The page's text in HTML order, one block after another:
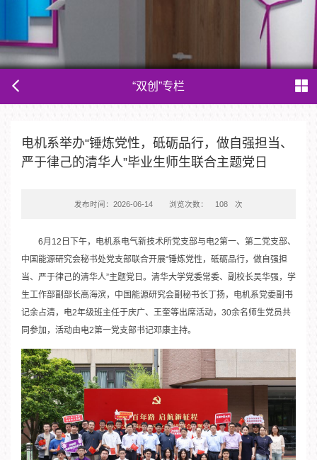
“双创”专栏
电机系举办“锤炼党性，砥砺品行，做自强担当、
严于律己的清华人”毕业生师生联合主题党日
发布时间：2026-06-14 浏览次数： 108 次
6月12日下午，电机系电气新技术所党支部与电2第一、第二党支部、
中国能源研究会秘书处党支部联合开展“锤炼党性，砥砺品行，做自强担
当、严于律己的清华人”主题党日。清华大学党委常委、副校长吴华强，学
生工作部副部长高海滨，中国能源研究会副秘书长丁扬，电机系党委副书
记余占清，电2年级班主任于庆广、王奎等出席活动，30余名师生党员共
同参加，活动由电2第一党支部书记邓康主持。